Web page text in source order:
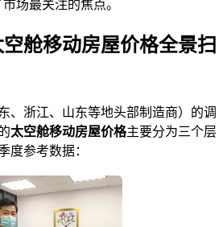
场最关注的焦点。
舱移动房屋价格全景扫
、浙江、山东等地头部制造商）的调
太空舱移动房屋价格主要分为三个层
度参考数据：